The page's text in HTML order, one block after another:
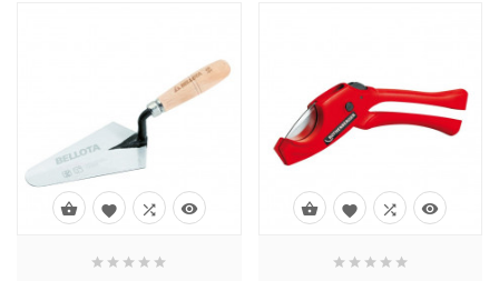
       